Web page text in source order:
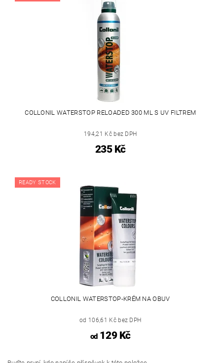
COLLONIL WATERSTOP RELOADED 300 ML S UV FILTREM
194,21 Kč bez DPH
235 Kč
READY STOCK
COLLONIL WATERSTOP-KRÉM NA OBUV
od 106,61 Kč bez DPH
od129 Kč